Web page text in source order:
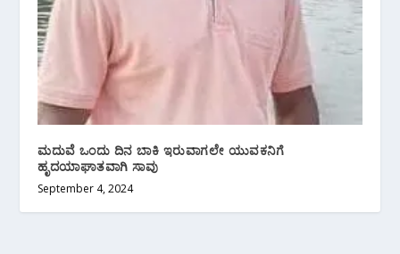
ಮದುವೆ ಒಂದು ದಿನ ಬಾಕಿ ಇರುವಾಗಲೇ ಯುವಕನಿಗೆ
ಹೃದಯಾಘಾತವಾಗಿ ಸಾವು
September 4, 2024